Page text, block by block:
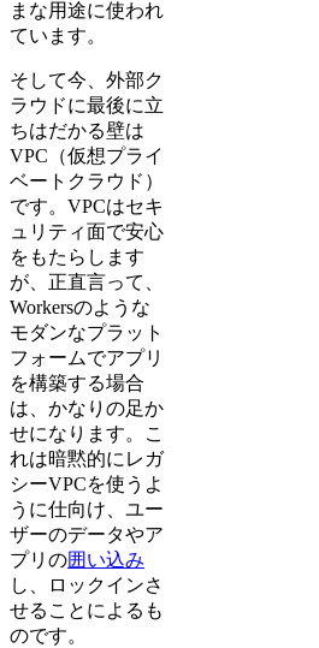
まな用途に使われ
ています。
そして今、外部ク
ラウドに最後に立
ちはだかる壁は
VPC（仮想プライ
ベートクラウド）
です。VPCはセキ
ュリティ面で安心
をもたらします
が、正直言って、
Workersのような
モダンなプラット
フォームでアプリ
を構築する場合
は、かなりの足か
せになります。こ
れは暗黙的にレガ
シーVPCを使うよ
うに仕向け、ユー
ザーのデータやア
プリの囲い込み
し、ロックインさ
せることによるも
のです。